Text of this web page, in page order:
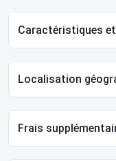
Caractéristiques
Localisation
Frais